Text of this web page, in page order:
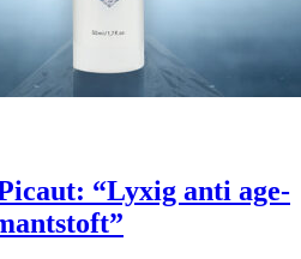
“Lyxig anti age-